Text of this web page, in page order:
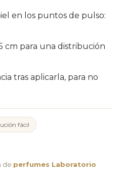
en los puntos de pulso:
cm para una distribución
tras aplicarla, para no
fácil
de perfumes Laboratorio